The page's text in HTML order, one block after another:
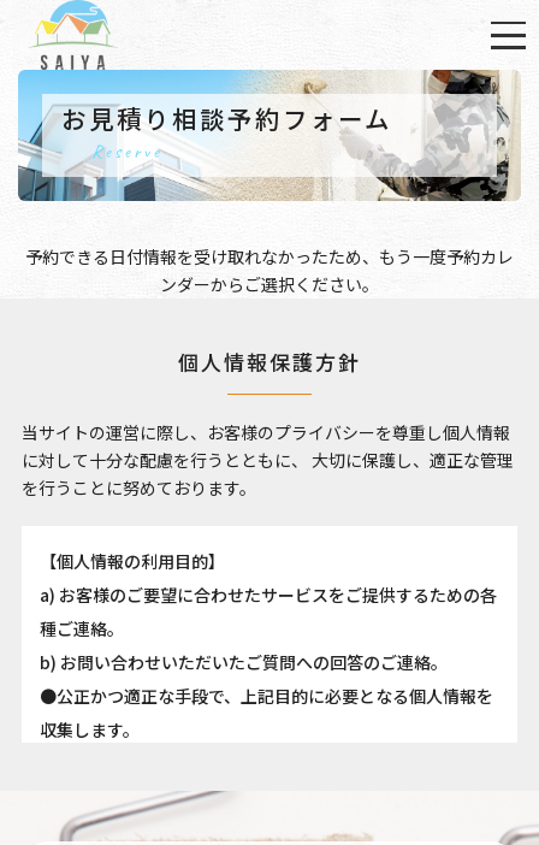
お見積り相談予約フォーム
Reserve
予約できる日付情報を受け取れなかったため、もう一度予約カレ
ンダーからご選択ください。
個人情報保護方針
当サイトの運営に際し、お客様のプライバシーを尊重し個人情報
に対して十分な配慮を行うとともに、 大切に保護し、適正な管理
を行うことに努めております。
【個人情報の利用目的】
a) お客様のご要望に合わせたサービスをご提供するための各
種ご連絡。
b) お問い合わせいただいたご質問への回答のご連絡。
●公正かつ適正な手段で、上記目的に必要となる個人情報を
収集します。
●取得した個人情報は、ご本人の同意なしに上記利用目的以